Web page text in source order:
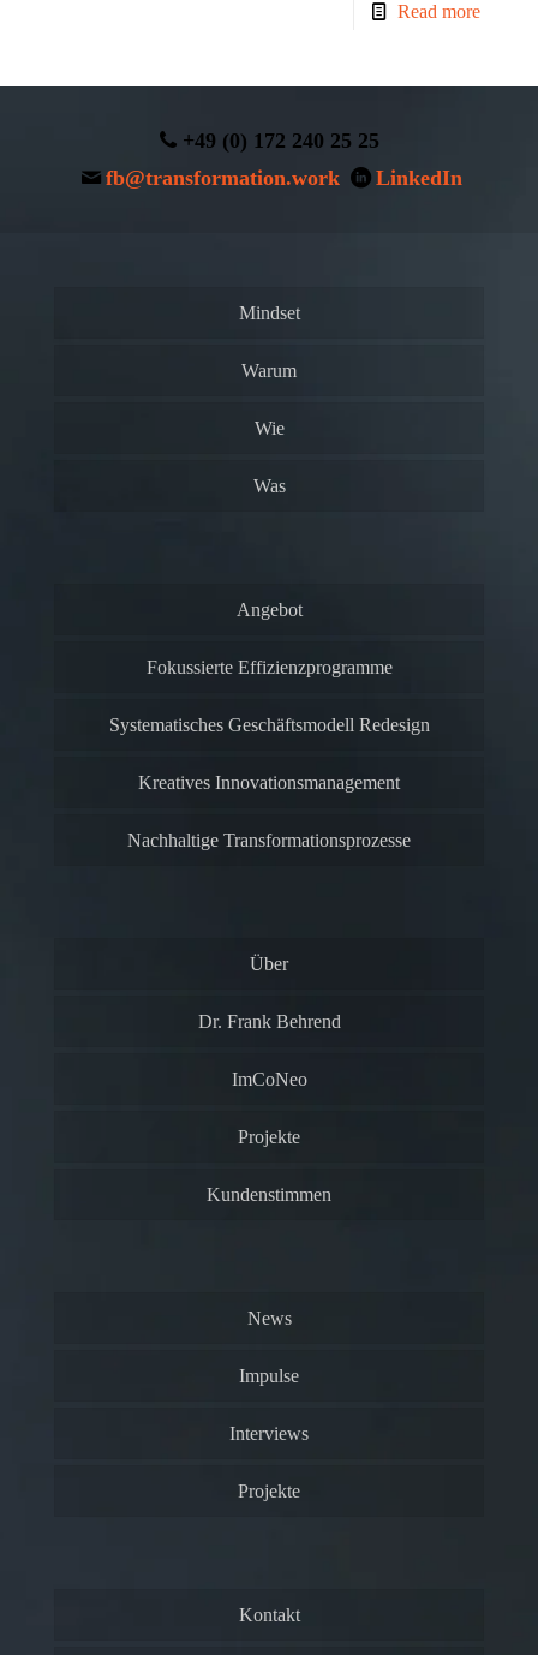
Read more
+49 (0) 172 240 25 25
fb@transformation.work
LinkedIn
Mindset
Warum
Wie
Was
Angebot
Fokussierte Effizienzprogramme
Systematisches Geschäftsmodell Redesign
Kreatives Innovationsmanagement
Nachhaltige Transformationsprozesse
Über
Dr. Frank Behrend
ImCoNeo
Projekte
Kundenstimmen
News
Impulse
Interviews
Projekte
Kontakt